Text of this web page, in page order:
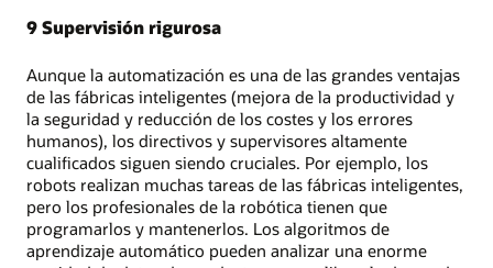
9 Supervisión rigurosa
Aunque la automatización es una de las grandes ventajas
de las fábricas inteligentes (mejora de la productividad y
la seguridad y reducción de los costes y los errores
humanos), los directivos y supervisores altamente
cualificados siguen siendo cruciales. Por ejemplo, los
robots realizan muchas tareas de las fábricas inteligentes,
pero los profesionales de la robótica tienen que
programarlos y mantenerlos. Los algoritmos de
aprendizaje automático pueden analizar una enorme